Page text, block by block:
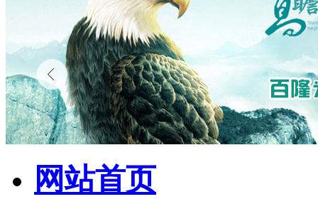
网站首页